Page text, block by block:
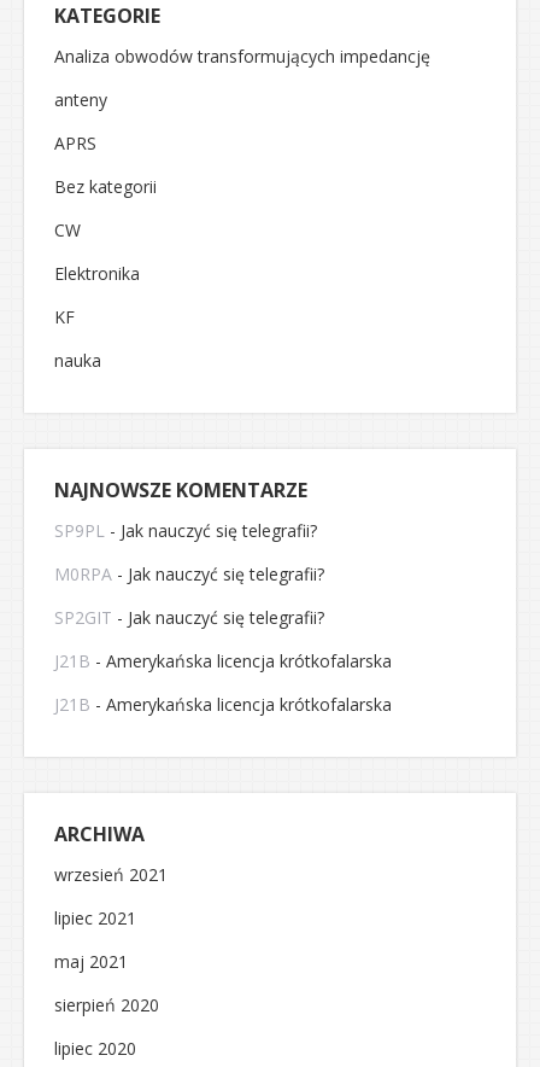
KATEGORIE
Analiza obwodów transformujących impedancję
anteny
APRS
Bez kategorii
CW
Elektronika
KF
nauka
NAJNOWSZE KOMENTARZE
SP9PL - Jak nauczyć się telegrafii?
M0RPA - Jak nauczyć się telegrafii?
SP2GIT - Jak nauczyć się telegrafii?
J21B - Amerykańska licencja krótkofalarska
J21B - Amerykańska licencja krótkofalarska
ARCHIWA
wrzesień 2021
lipiec 2021
maj 2021
sierpień 2020
lipiec 2020